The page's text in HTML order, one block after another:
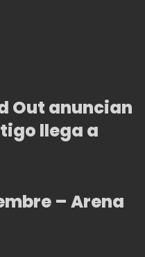
Out anuncian
llega a
– Arena